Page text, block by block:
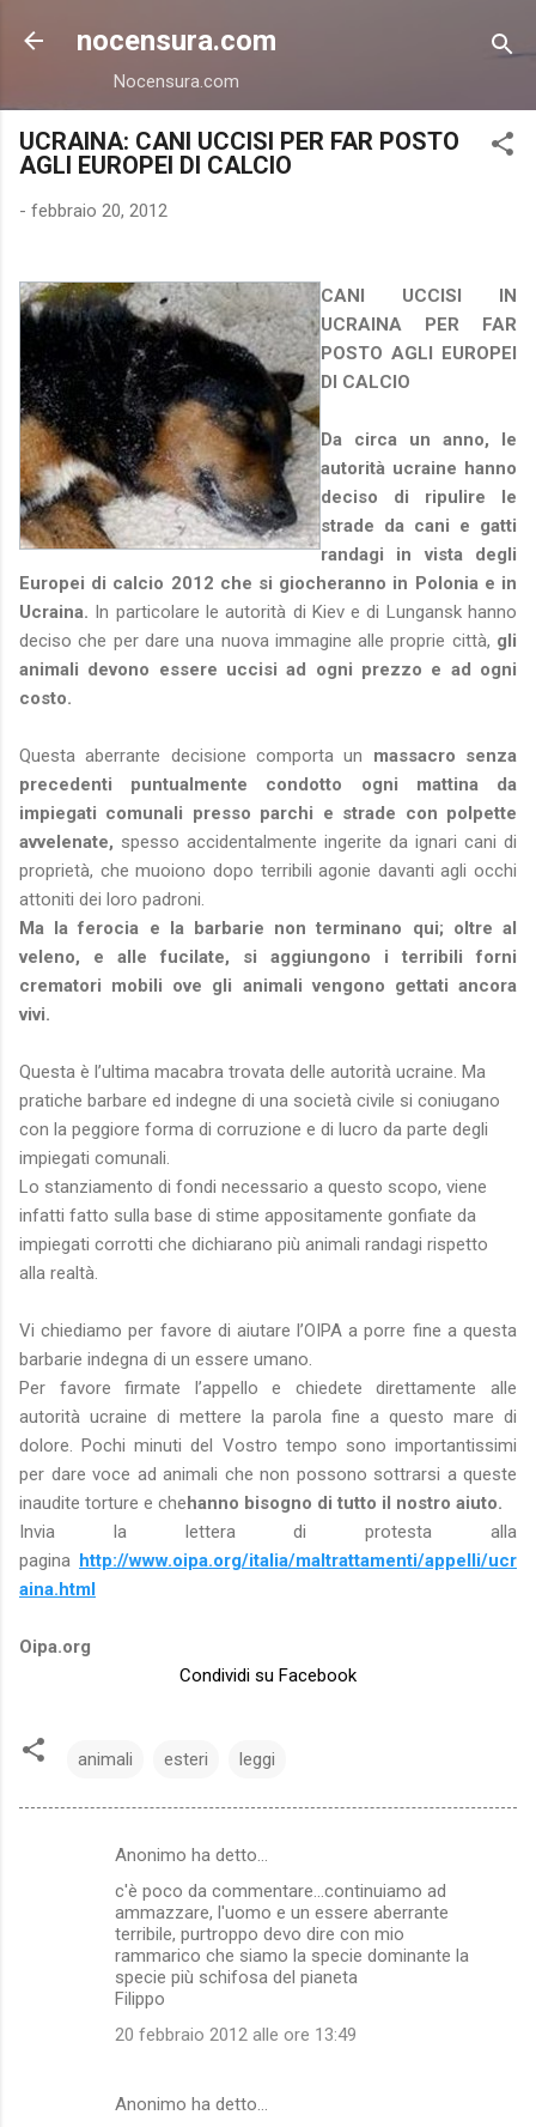
Passa ai contenuti principali
nocensura.com
Nocensura.com
UCRAINA: CANI UCCISI PER FAR POSTO
AGLI EUROPEI DI CALCIO
- febbraio 20, 2012
CANI UCCISI IN
UCRAINA PER FAR
POSTO AGLI EUROPEI
DI CALCIO
Da circa un anno, le
autorità ucraine hanno
deciso di ripulire le
strade da cani e gatti
randagi in vista degli
Europei di calcio 2012 che si giocheranno in Polonia e in
Ucraina. In particolare le autorità di Kiev e di Lungansk hanno
deciso che per dare una nuova immagine alle proprie città, gli
animali devono essere uccisi ad ogni prezzo e ad ogni
costo.
Questa aberrante decisione comporta un massacro senza
precedenti puntualmente condotto ogni mattina da
impiegati comunali presso parchi e strade con polpette
avvelenate, spesso accidentalmente ingerite da ignari cani di
proprietà, che muoiono dopo terribili agonie davanti agli occhi
attoniti dei loro padroni.
Ma la ferocia e la barbarie non terminano qui; oltre al
veleno, e alle fucilate, si aggiungono i terribili forni
crematori mobili ove gli animali vengono gettati ancora
vivi.
Questa è l’ultima macabra trovata delle autorità ucraine. Ma
pratiche barbare ed indegne di una società civile si coniugano
con la peggiore forma di corruzione e di lucro da parte degli
impiegati comunali.
Lo stanziamento di fondi necessario a questo scopo, viene
infatti fatto sulla base di stime appositamente gonfiate da
impiegati corrotti che dichiarano più animali randagi rispetto
alla realtà.
Vi chiediamo per favore di aiutare l’OIPA a porre fine a questa
barbarie indegna di un essere umano.
Per favore firmate l’appello e chiedete direttamente alle
autorità ucraine di mettere la parola fine a questo mare di
dolore. Pochi minuti del Vostro tempo sono importantissimi
per dare voce ad animali che non possono sottrarsi a queste
inaudite torture e chehanno bisogno di tutto il nostro aiuto.
Invia la lettera di protesta alla
pagina http://www.oipa.org/italia/maltrattamenti/appelli/ucr
aina.html
Oipa.org
Condividi su Facebook
animali esteri leggi
Anonimo ha detto…
c'è poco da commentare...continuiamo ad
ammazzare, l'uomo e un essere aberrante
terribile, purtroppo devo dire con mio
rammarico che siamo la specie dominante la
specie più schifosa del pianeta
Filippo
20 febbraio 2012 alle ore 13:49
Anonimo ha detto…